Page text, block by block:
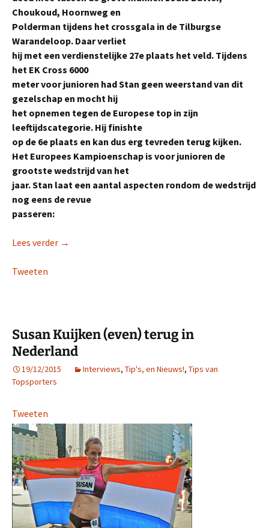
Choukoud, Hoornweg en
Polderman tijdens het crossgala in de Tilburgse
Warandeloop. Daar verliet
hij met een verdienstelijke 27e plaats het veld. Tijdens
het EK Cross 6000
meter voor junioren had Stan geen weerstand van dit
gezelschap en mocht hij
het opnemen tegen de Europese top in zijn
leeftijdscategorie. Hij finishte
op de 6e plaats en kan dus erg tevreden terug kijken.
Het Europees Kampioenschap is voor junioren de
grootste wedstrijd van het
jaar. Stan laat een aantal aspecten rondom de wedstrijd
nog eens de revue
passeren:
Lees verder Stan Niesten: ‘Ik geloof heilig in de uren voor
→
Tweeten
Susan Kuijken (even) terug in
Nederland
19/12/2015 Interviews, Tip's, en Nieuws!, Tips van
Topsporters
Tweeten